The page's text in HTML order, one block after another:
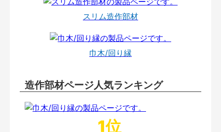
スリム造作部材
巾木/回り縁
造作部材ページ人気ランキング